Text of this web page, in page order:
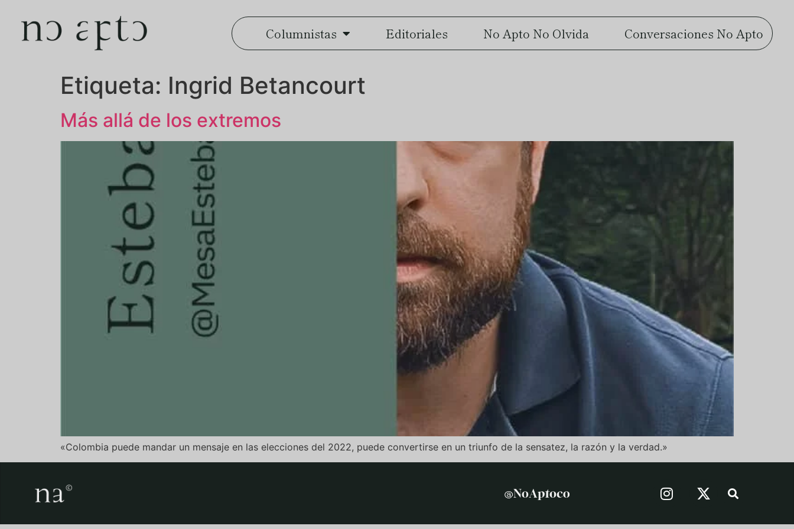
Columnistas Editoriales No Apto No Olvida Conversaciones No Apto
Etiqueta: Ingrid Betancourt
Más allá de los extremos
«Colombia puede mandar un mensaje en las elecciones del 2022, puede convertirse en un triunfo de la sensatez, la razón y la verdad.»